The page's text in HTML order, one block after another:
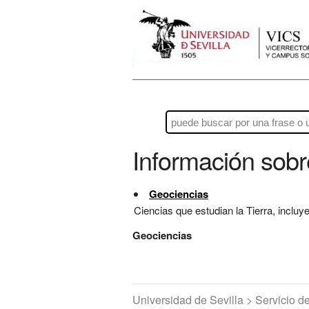
Información
Geociencias
Ciencias que estudian la Tierra,
Geociencias
Universidad de Sevilla > Servicio